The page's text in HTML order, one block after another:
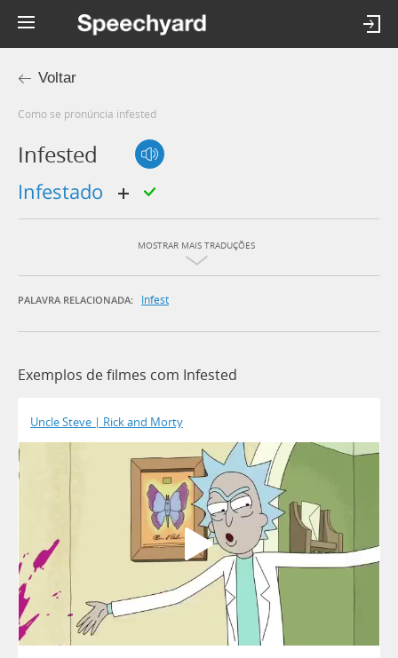
Voltar
Como se pronúncia infested
Infested
infestado
MOSTRAR MAIS TRADUÇÕES
PALAVRA RELACIONADA: Infest
Exemplos de filmes com Infested
Uncle Steve | Rick and Morty